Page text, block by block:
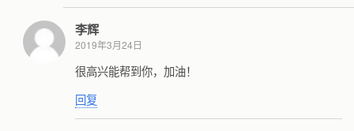
李辉
2019年3月24日
很高兴能帮到你，加油！
回复